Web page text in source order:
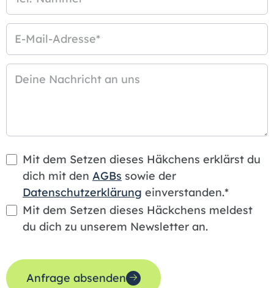
E-Mail-Adresse*
Deine Nachricht an uns
Mit dem Setzen dieses Häkchens erklärst du
dich mit den AGBs sowie der
Datenschutzerklärung einverstanden.*
Mit dem Setzen dieses Häckchens meldest
du dich zu unserem Newsletter an.
Anfrage absenden